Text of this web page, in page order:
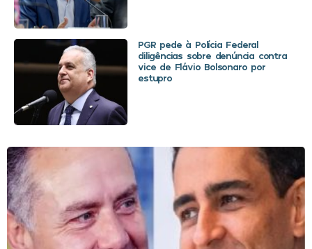
PGR pede à Polícia Federal
diligências sobre denúncia contra
vice de Flávio Bolsonaro por
estupro